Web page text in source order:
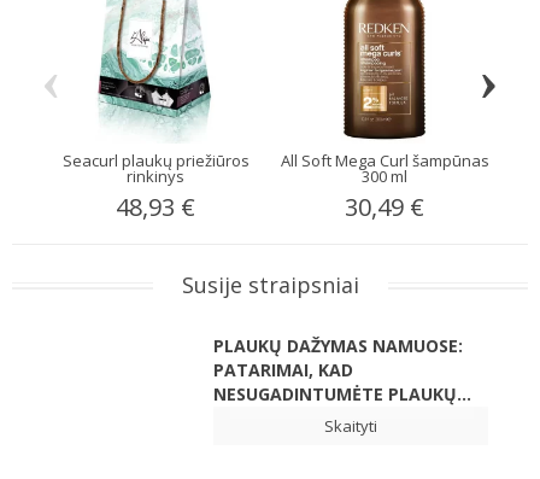
Seacurl plaukų priežiūros
rinkinys
48,93 €
All Soft Mega Curl šampūnas
300 ml
30,49 €
‹ ›
Susije straipsniai
PLAUKŲ DAŽYMAS NAMUOSE:
PATARIMAI, KAD
NESUGADINTUMĖTE PLAUKŲ...
Skaityti